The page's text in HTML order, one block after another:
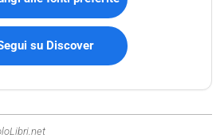
su Discover